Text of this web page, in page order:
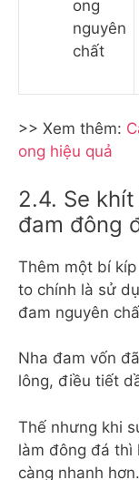
ong
nguyên
chất
>> Xem thêm:
ong hiệu quả
2.4. Se
đam đông
Thêm một bí
to chính là sử
đam nguyên
Nha đam vốn
lông, điều tiết
Thế nhưng khi
làm đông đá thì
càng nhanh hơn.